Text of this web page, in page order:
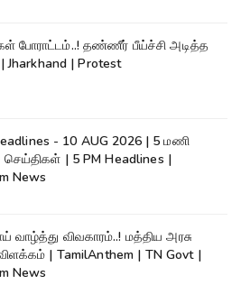
போராட்டம்..! தண்ணீர் பீய்ச்சி அடித்த
Jharkhand | Protest
- 10 AUG 2026 | 5 மணி
செய்திகள் | 5 PM Headlines |
News
வாழ்த்து விவகாரம்..! மத்திய அரசு
| TamilAnthem | TN Govt |
News